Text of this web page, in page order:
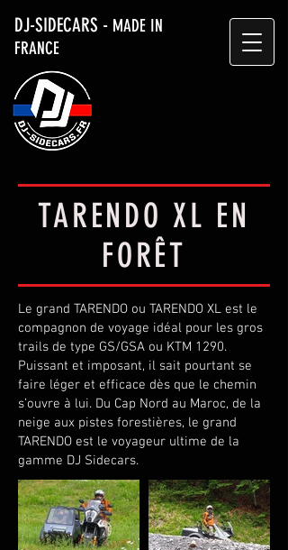
DJ-SIDECARS - MADE IN
FRANCE
TARENDO XL EN
FORÊT
Le grand TARENDO ou TARENDO XL est le
compagnon de voyage idéal pour les gros
trails de type GS/GSA ou KTM 1290.
Puissant et imposant, il sait pourtant se
faire léger et efficace dès que le chemin
s’ouvre à lui. Du Cap Nord au Maroc, de la
neige aux pistes forestières, le grand
TARENDO est le voyageur ultime de la
gamme DJ Sidecars.